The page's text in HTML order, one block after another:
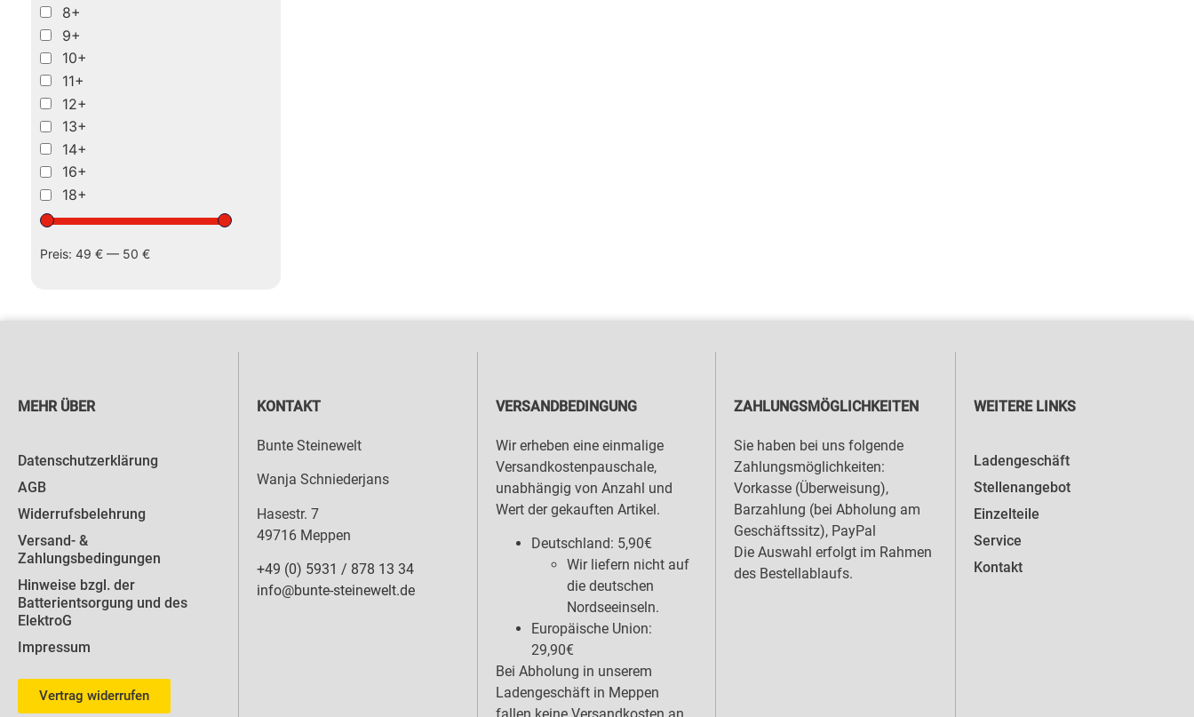
8+
9+
10+
11+
12+
13+
14+
16+
18+
Preis: 49 € — 50 €
MEHR ÜBER
Datenschutzerklärung
AGB
Widerrufsbelehrung
Versand- &
Zahlungsbedingungen
Hinweise bzgl. der
Batterientsorgung und des
ElektroG
Impressum
Vertrag widerrufen
KONTAKT
Bunte Steinewelt
Wanja Schniederjans
Hasestr. 7
49716 Meppen
+49 (0) 5931 / 878 13 34
info@bunte-steinewelt.de
VERSANDBEDINGUNG
Wir erheben eine einmalige
Versandkostenpauschale,
unabhängig von Anzahl und
Wert der gekauften Artikel.
Deutschland: 5,90€
Wir liefern nicht auf
die deutschen
Nordseeinseln.
Europäische Union:
29,90€
Bei Abholung in unserem
Ladengeschäft in Meppen
ZAHLUNGSMÖGLICHKEITEN
Sie haben bei uns folgende
Zahlungsmöglichkeiten:
Vorkasse (Überweisung),
Barzahlung (bei Abholung am
Geschäftssitz), PayPal
Die Auswahl erfolgt im Rahmen
des Bestellablaufs.
WEITERE LINKS
Ladengeschäft
Stellenangebot
Einzelteile
Service
Kontakt